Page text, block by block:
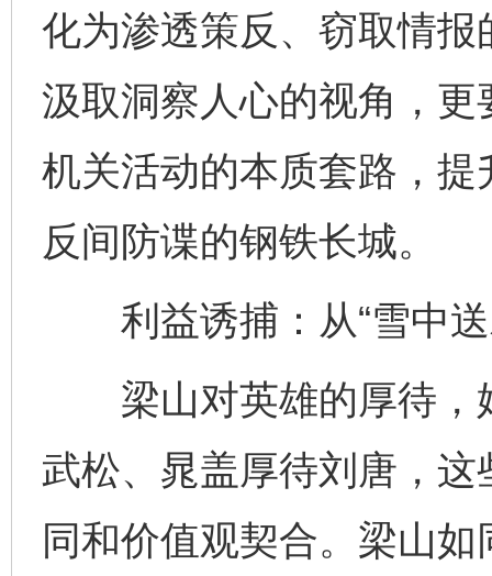
化为渗透策反、窃取情
汲取洞察人心的视角，
机关活动的本质套路，
反间防谍的钢铁长城。
利益诱捕：从“雪中送
梁山对英雄的厚待，
武松、晁盖厚待刘唐，
同和价值观契合。梁山